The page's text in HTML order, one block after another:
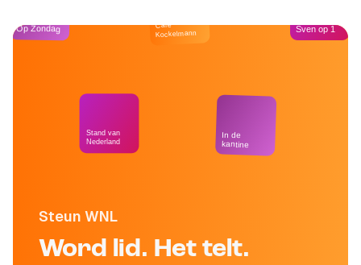
Steun WNL
Word lid. Het telt.
Op Zondag
Stand van
Nederland
Café
Kockelmann
In de
kantine
Sven op 1